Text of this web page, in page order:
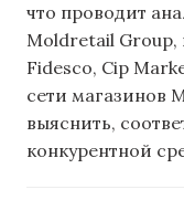
что проводит
Moldretail
Fidesco, Cip
сети магазинов
выяснить,
конкурентной